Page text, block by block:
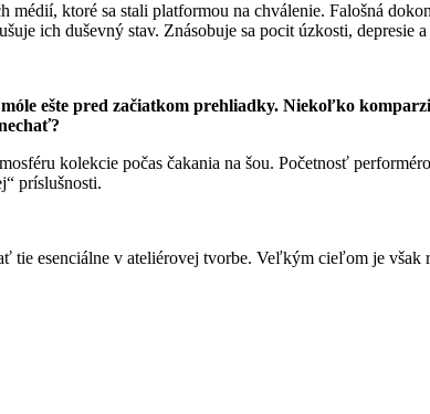
ktoré sa stali platformou na chválenie. Falošná
ich duševný stav. Znásobuje sa pocit úzkosti, depresie
ešte pred začiatkom prehliadky. Niekoľko
kolekcie počas čakania na šou. Početnosť
príslušnosti.
esenciálne v ateliérovej tvorbe. Veľkým cieľom je však